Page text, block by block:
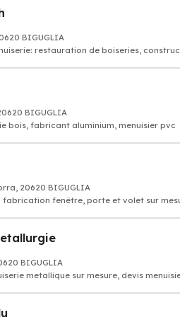
BIGUGLIA
restauration de boiseries,
BIGUGLIA
bois, fabricant aluminium, menuisier pvc
20620 BIGUGLIA
fabrication fenêtre, porte et volet sur
BIGUGLIA
metallique sur mesure, devis